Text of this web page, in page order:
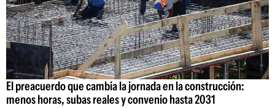
El preacuerdo que cambia la jornada en la construcción:
menos horas, subas reales y convenio hasta 2031